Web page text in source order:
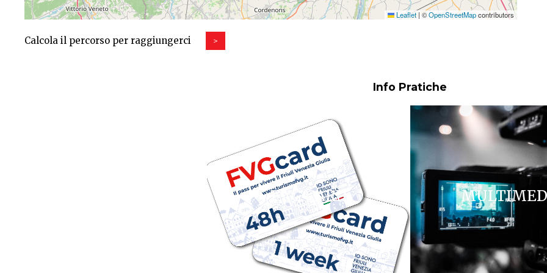
Leaflet| ©OpenStreetMapcontributors
Calcola il percorso per raggiungerci >
Info Pratiche
FVG CARD